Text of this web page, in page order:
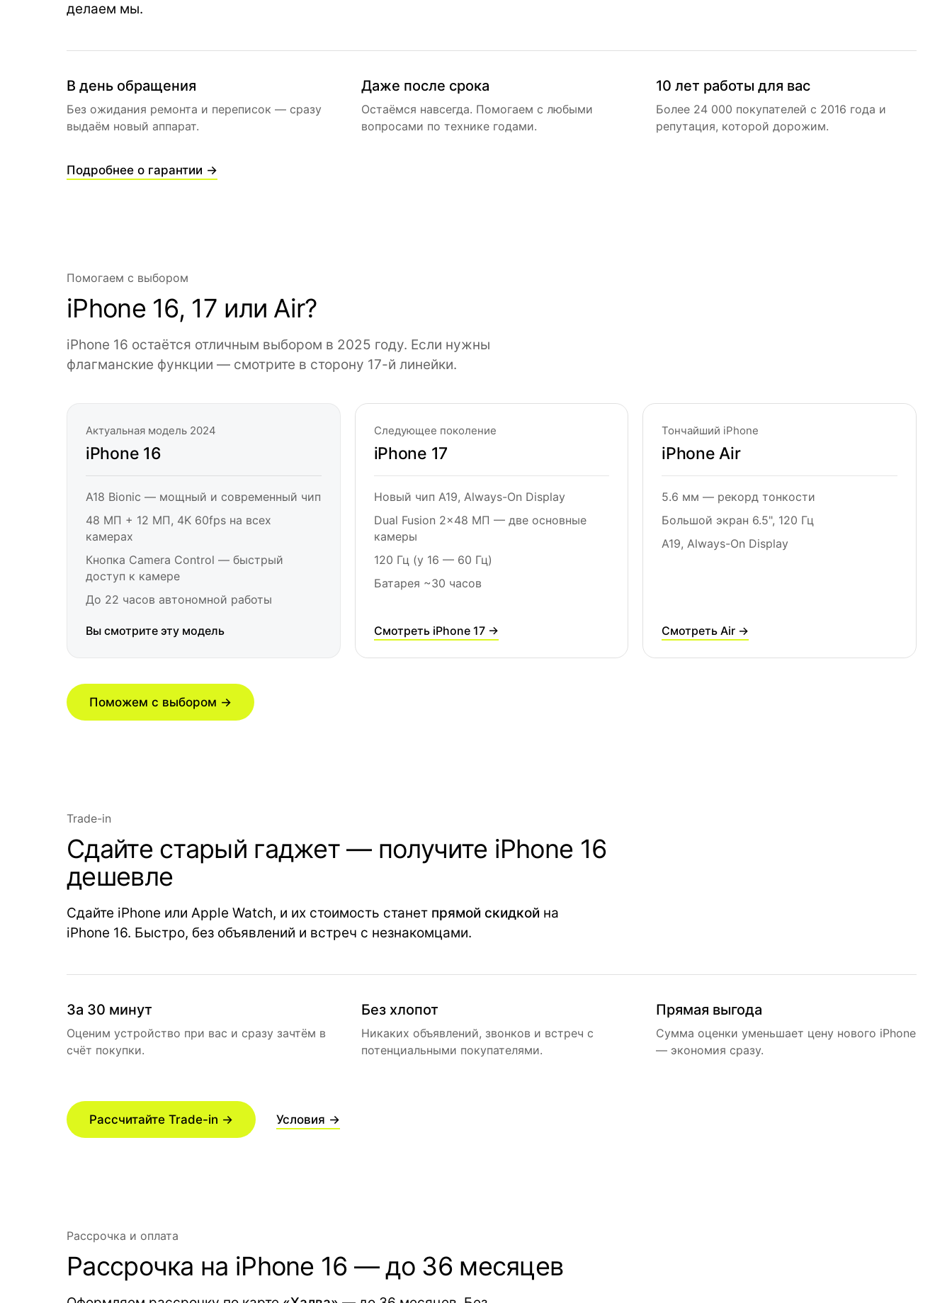
делаем мы.
В день обращения
Без ожидания ремонта и переписок — сразу
выдаём новый аппарат.
Даже после срока
Остаёмся навсегда. Помогаем с любыми
вопросами по технике годами.
10 лет работы для вас
Более 24 000 покупателей с 2016 года и
репутация, которой дорожим.
Подробнее о гарантии →
Помогаем с выбором
iPhone 16, 17 или Air?
iPhone 16 остаётся отличным выбором в 2025 году. Если нужны
флагманские функции — смотрите в сторону 17-й линейки.
Актуальная модель 2024
iPhone 16
A18 Bionic — мощный и современный чип
48 МП + 12 МП, 4K 60fps на всех
камерах
Кнопка Camera Control — быстрый
доступ к камере
До 22 часов автономной работы
Вы смотрите эту модель
Следующее поколение
iPhone 17
Новый чип A19, Always-On Display
Dual Fusion 2×48 МП — две основные
камеры
120 Гц (у 16 — 60 Гц)
Батарея ~30 часов
Смотреть iPhone 17 →
Тончайший iPhone
iPhone Air
5.6 мм — рекорд тонкости
Большой экран 6.5", 120 Гц
A19, Always-On Display
Смотреть Air →
Поможем с выбором →
Trade-in
Сдайте старый гаджет — получите iPhone 16
дешевле
Сдайте iPhone или Apple Watch, и их стоимость станет прямой скидкой на
iPhone 16. Быстро, без объявлений и встреч с незнакомцами.
За 30 минут
Оценим устройство при вас и сразу зачтём в
счёт покупки.
Без хлопот
Никаких объявлений, звонков и встреч с
потенциальными покупателями.
Прямая выгода
Сумма оценки уменьшает цену нового iPhone
— экономия сразу.
Рассчитайте Trade-in → Условия →
Рассрочка и оплата
Рассрочка на iPhone 16 — до 36 месяцев